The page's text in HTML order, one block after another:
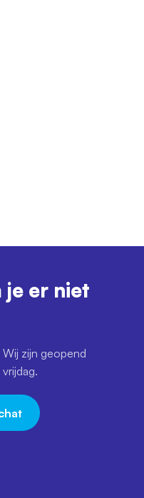
je er niet
zijn geopend